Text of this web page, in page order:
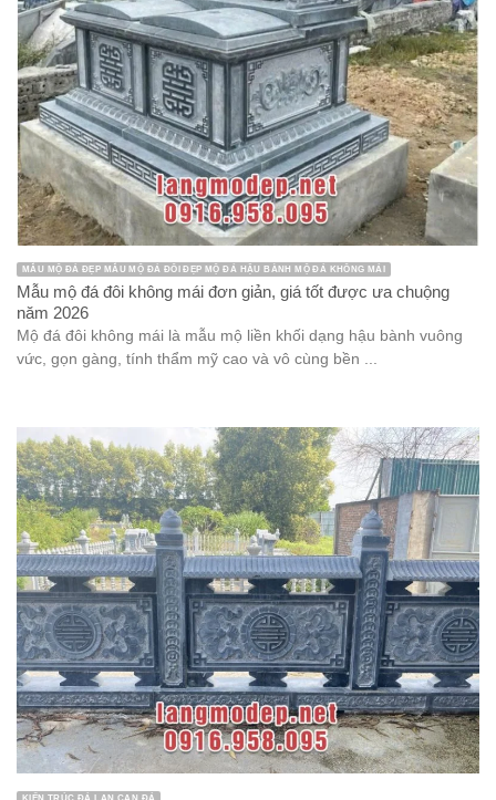
MẪU MỘ ĐÁ ĐẸP MẪU MỘ ĐÁ ĐÔI ĐẸP MỘ ĐÁ HẬU BÀNH MỘ ĐÁ KHÔNG MÁI
Mẫu mộ đá đôi không mái đơn giản, giá tốt được ưa chuộng
năm 2026
Mộ đá đôi không mái là mẫu mộ liền khối dạng hậu bành vuông
vức, gọn gàng, tính thẩm mỹ cao và vô cùng bền ...